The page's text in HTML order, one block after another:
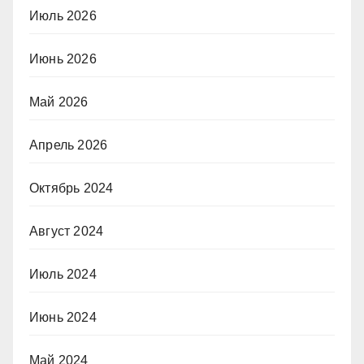
Июль 2026
Июнь 2026
Май 2026
Апрель 2026
Октябрь 2024
Август 2024
Июль 2024
Июнь 2024
Май 2024